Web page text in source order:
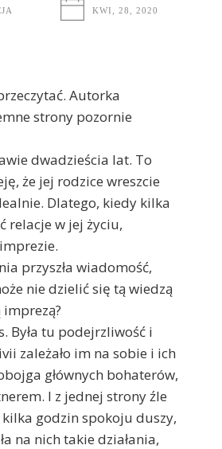
KWI, 28, 2020
Autorka
strony pozornie
dwadzieścia lat. To
że jej rodzice wreszcie
Dlatego, kiedy kilka
relacje w jej życiu,
przyszła wiadomość,
nie dzielić się tą wiedzą
imprezą?
Była tu podejrzliwość i
zależało im na sobie i ich
głównych bohaterów,
I z jednej strony źle
godzin spokoju duszy,
na nich takie działania,